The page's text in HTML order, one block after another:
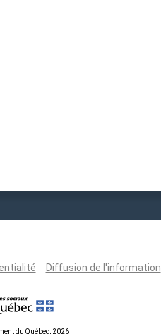
Diffusion de l'information
du Québec, 2026